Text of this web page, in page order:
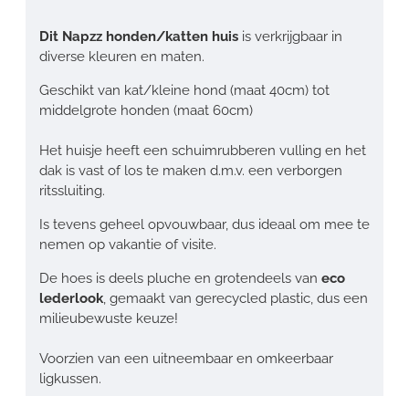
Dit Napzz honden/katten huis is verkrijgbaar in
diverse kleuren en maten.
Geschikt van kat/kleine hond (maat 40cm) tot
middelgrote honden (maat 60cm)
Het huisje heeft een schuimrubberen vulling en het
dak is vast of los te maken d.m.v. een verborgen
ritssluiting.
Is tevens geheel opvouwbaar, dus ideaal om mee te
nemen op vakantie of visite.
De hoes is deels pluche en grotendeels van eco
lederlook, gemaakt van gerecycled plastic, dus een
milieubewuste keuze!
Voorzien van een uitneembaar en omkeerbaar
ligkussen.